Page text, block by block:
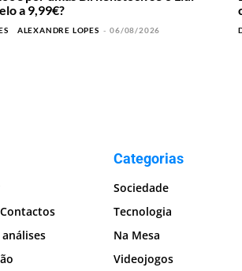
a 9,99€?
ALEXANDRE LOPES - 06/08/2026
Categorias
Sociedade
Tecnologia
Na Mesa
Videojogos